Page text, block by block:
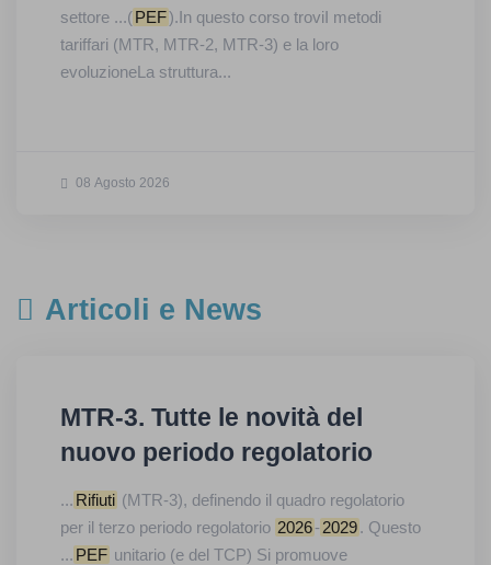
settore ...(PEF).In questo corso troviI metodi
tariffari (MTR, MTR-2, MTR-3) e la loro
evoluzioneLa struttura...
08 Agosto 2026
Articoli e News
MTR-3. Tutte le novità del
nuovo periodo regolatorio
... Rifiuti (MTR-3), definendo il quadro regolatorio
per il terzo periodo regolatorio 2026- 2029. Questo
... PEF unitario (e del TCP) Si promuove